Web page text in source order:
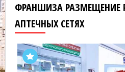
ФРАНШИЗА РАЗМЕЩЕНИЕ
АПТЕЧНЫХ СЕТЯХ